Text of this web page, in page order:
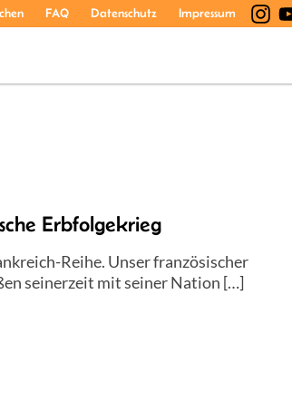
FAQ Datenschutz Impressum
Erbfolgekrieg
Reihe. Unser französischer
seinerzeit mit seiner Nation […]